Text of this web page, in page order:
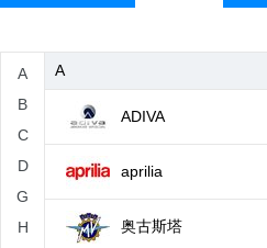
A
B
C
D
G
H
A
ADIVA
aprilia
奥古斯塔